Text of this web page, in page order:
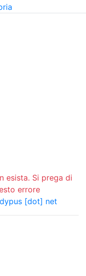
esista. Si prega di
errore
[dot] net